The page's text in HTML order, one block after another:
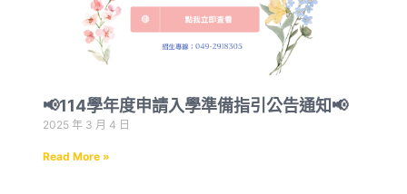
📢114學年度申請入學準備指引公告通知📢
2025 年 3 月 4 日
Read More »